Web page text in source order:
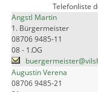
Telefonliste
Angstl Martin
1. Bürgermeister
08706 9485-11
08 - 1.OG
Augustin Verena
08706 9485-21